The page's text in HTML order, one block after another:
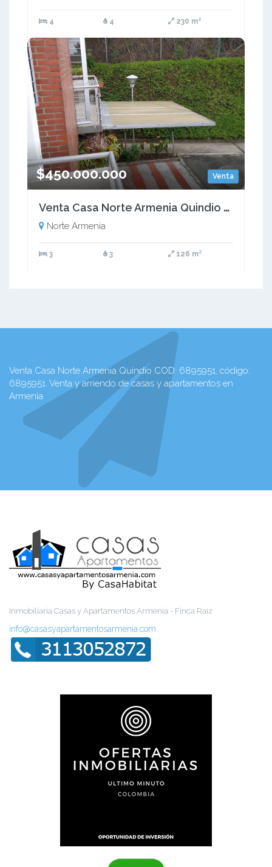
4 4 230 m²
Venta
$450.000.000
Venta Casa Norte Armenia Quindio COD: 7813214
Norte Armenia
3 3 126 m²
Venta Casa Norte Armenia Quindio COD: 6895951, código:
6895951. Venta y arriendo de casas y apartamentos en
Armenia
Inmobiliaria Casas y Apartamentos Armenia - Finca Raíz
info@casasyapartamentosarmenia.com